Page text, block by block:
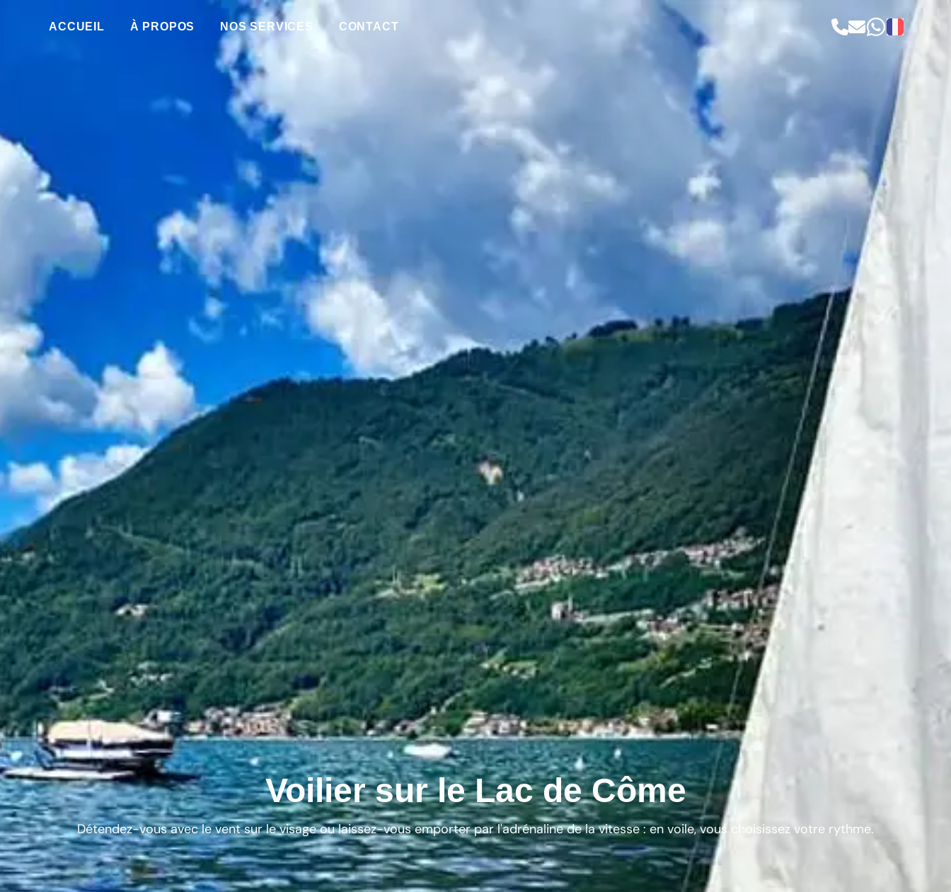
ACCUEIL À PROPOS NOS SERVICES CONTACT
Voilier sur le Lac de Côme
Détendez-vous avec le vent sur le visage ou laissez-vous emporter par l'adrénaline de la vitesse : en voile, vous choisissez votre rythme.